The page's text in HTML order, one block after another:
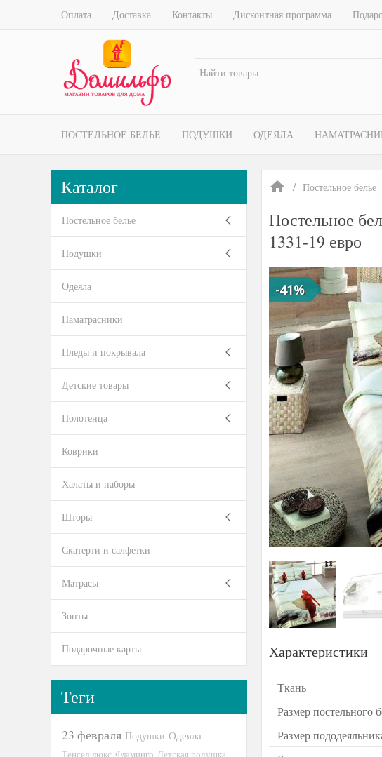
Оплата Доставка Контакты Дисконтная программа
ПОСТЕЛЬНОЕ БЕЛЬЕ ПОДУШКИ ОДЕЯЛА
Постельное белье
Постельное
1331-19 евро
-41%
Характеристики
Ткань
Размер постельного
Размер
Каталог
Постельное белье
Подушки
Одеяла
Наматрасники
Пледы и покрывала
Детские товары
Полотенца
Коврики
Халаты и наборы
Шторы
Скатерти и салфетки
Матрасы
Зонты
Подарочные карты
Теги
23 февраля Подушки Одеяла
Тенсел-люкс Фламинго Детская подушка